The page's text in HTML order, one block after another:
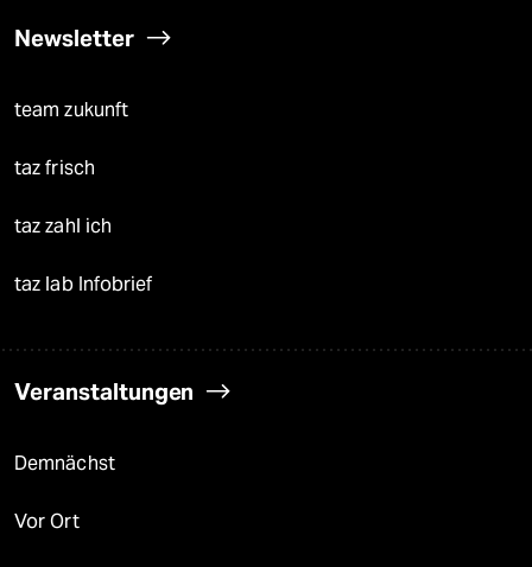
Newsletter
team zukunft
taz frisch
taz zahl ich
taz lab Infobrief
Veranstaltungen
Demnächst
Vor Ort